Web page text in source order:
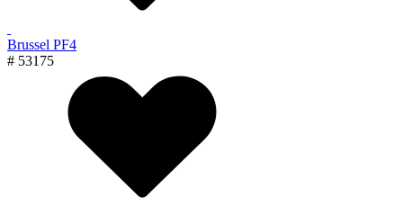
Brussel PF4
# 53175